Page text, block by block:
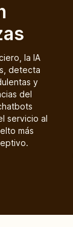
la IA
detecta
y
del
servicio al
más